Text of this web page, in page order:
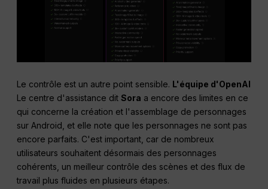
Le contrôle est un autre point sensible. L'équipe d'OpenAI
Le centre d'assistance ditSora a encore des limites en ce
qui concerne la création et l'assemblage de personnages
sur Android, et elle note que les personnages ne sont pas
encore parfaits. C'est important, car de nombreux
utilisateurs souhaitent désormais des personnages
cohérents, un meilleur contrôle des scènes et des flux de
travail plus fluides en plusieurs étapes.